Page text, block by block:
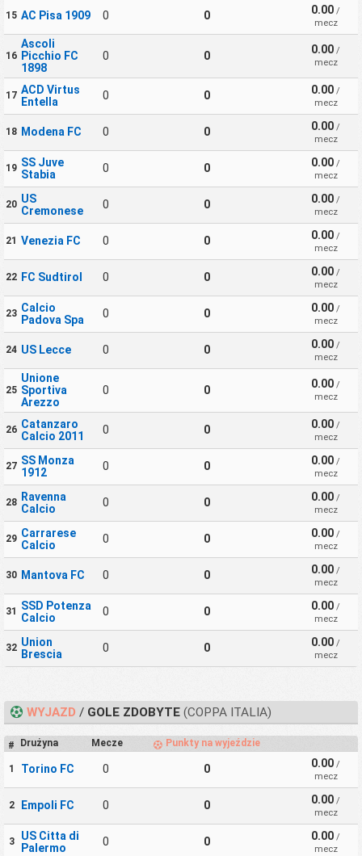
15 AC Pisa 1909 0 0 0.00 /
mecz
16
Ascoli
Picchio FC
1898
0 0 0.00 /
mecz
17 ACD Virtus
Entella
0 0 0.00 /
mecz
18 Modena FC 0 0 0.00 /
mecz
19 SS Juve
Stabia
0 0 0.00 /
mecz
20 US
Cremonese
0 0 0.00 /
mecz
21 Venezia FC 0 0 0.00 /
mecz
22 FC Sudtirol 0 0 0.00 /
mecz
23 Calcio
Padova Spa
0 0 0.00 /
mecz
24 US Lecce 0 0 0.00 /
mecz
25
Unione
Sportiva
Arezzo
0 0 0.00 /
mecz
26 Catanzaro
Calcio 2011
0 0 0.00 /
mecz
27 SS Monza
1912
0 0 0.00 /
mecz
28 Ravenna
Calcio
0 0 0.00 /
mecz
29 Carrarese
Calcio
0 0 0.00 /
mecz
30 Mantova FC 0 0 0.00 /
mecz
31
SSD Potenza
Calcio
0 0 0.00 /
mecz
32 Union
Brescia
0 0 0.00 /
mecz
WYJAZD /GOLE ZDOBYTE(COPPA ITALIA)
# Drużyna Mecze Punkty na wyjeździe
1 Torino FC 0 0 0.00 /
mecz
2 Empoli FC 0 0 0.00 /
mecz
3
US Citta di
Palermo
0 0 0.00 /
mecz